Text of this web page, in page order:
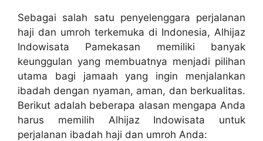
Sebagai salah satu penyelenggara perjalanan
haji dan umroh terkemuka di Indonesia, Alhijaz
Indowisata Pamekasan memiliki banyak
keunggulan yang membuatnya menjadi pilihan
utama bagi jamaah yang ingin menjalankan
ibadah dengan nyaman, aman, dan berkualitas.
Berikut adalah beberapa alasan mengapa Anda
harus memilih Alhijaz Indowisata untuk
perjalanan ibadah haji dan umroh Anda: